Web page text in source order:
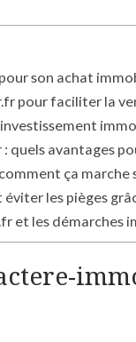
son achat
pour faciliter la
avantages
ça
les pièges
et les démarches